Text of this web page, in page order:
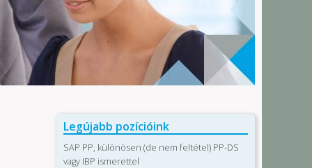
Legújabb pozícióink
SAP PP, különösen (de nem feltétel) PP-DS
vagy IBP ismerettel